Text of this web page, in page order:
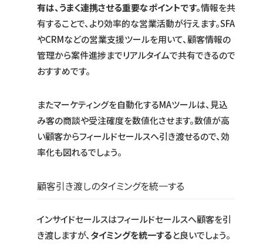
有は、うまく連携させる重要なポイントです。情報を共
有することで、より効率的な営業活動が行えます。SFA
やCRMなどの営業支援ツールを用いて、顧客情報の
管理から案件進捗までリアルタイムで共有できるので
おすすめです。
またマーケティングを自動化するMAツールは、見込
み客の商談や受注確度を数値化させます。数値が高
い顧客からフィールドセールスへ引き渡せるので、効
率化も図れるでしょう。
顧客引き渡しのタイミングを統一する
インサイドセールスはフィールドセールスへ顧客を引
き渡しますが、タイミングを統一すると良いでしょう。